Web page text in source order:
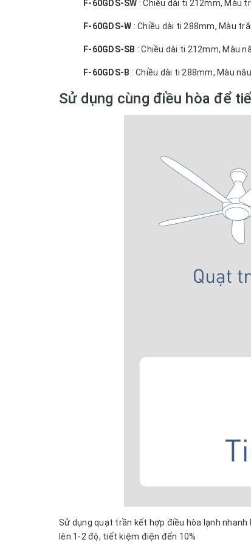
F-60GDS-SW : Chiều dài ti 212mm, Màu
F-60GDS-W : Chiều dài ti 288mm, Màu
F-60GDS-SB : Chiều dài ti 212mm, Màu
F-60GDS-B : Chiều dài ti 288mm, Màu
Sử dụng cùng điều hòa để
Sử dụng quạt trần kết hợp điều hòa lạnh
lên 1-2 độ, tiết kiệm điện đến 10%